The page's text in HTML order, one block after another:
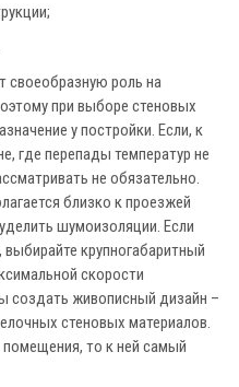
своеобразную роль на
при выборе стеновых
у постройки. Если, к
где перепады температур не
не обязательно.
близко к проезжей
шумоизоляции. Если
крупногабаритный
скорости
создать живописный дизайн –
стеновых материалов.
помещения, то к ней самый